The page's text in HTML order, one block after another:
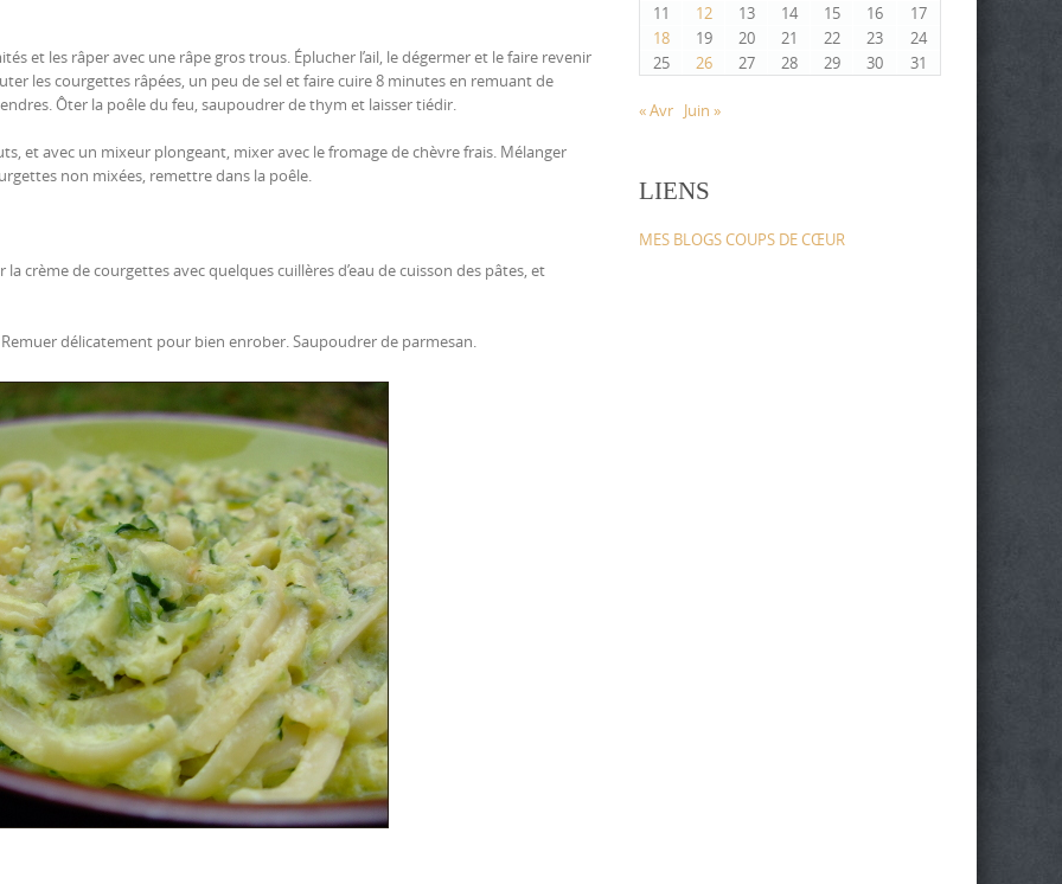
et les râper avec une râpe gros trous. Éplucher l’ail, le dégermer et le faire revenir
les courgettes râpées, un peu de sel et faire cuire 8 minutes en remuant de
Ôter la poêle du feu, saupoudrer de thym et laisser tiédir.
et avec un mixeur plongeant, mixer avec le fromage de chèvre frais. Mélanger
non mixées, remettre dans la poêle.
crème de courgettes avec quelques cuillères d’eau de cuisson des pâtes, et
délicatement pour bien enrober. Saupoudrer de parmesan.
11
12 13 14 15 16
17
18
19 20 21 22 23
24
25
26 27 28 29 30 31
« Avr Juin »
LIENS
MES BLOGS COUPS DE CŒUR